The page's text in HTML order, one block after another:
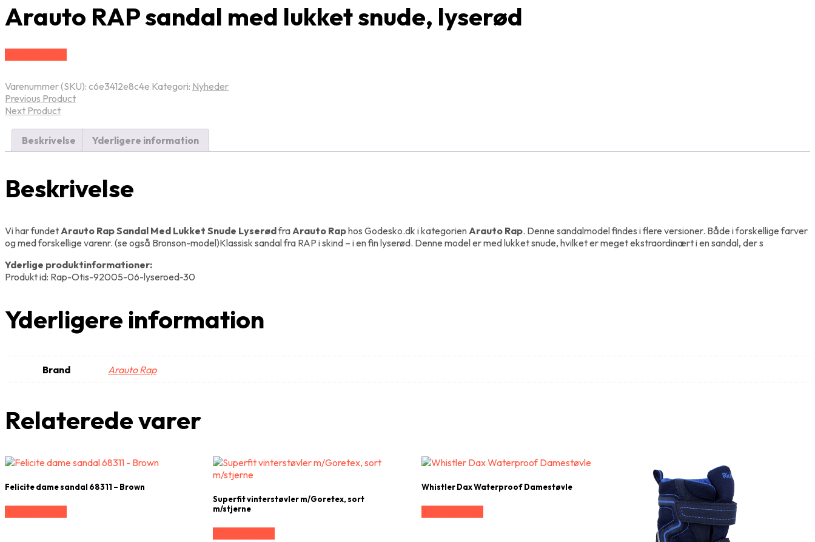
Arauto RAP sandal med lukket snude, lyserød
Varenummer (SKU): c6e3412e8c4e Kategori: Nyheder
Previous Product
Next Product
Beskrivelse Yderligere information
Beskrivelse
Vi har fundetArauto Rap Sandal Med Lukket Snude LyserødfraArauto Raphos Godesko.dk i kategorienArauto Rap. Denne sandalmodel findes i flere versioner. Både i forskellige farver
og med forskellige varenr. (se også Bronson-model)Klassisk sandal fra RAP i skind – i en fin lyserød. Denne model er med lukket snude, hvilket er meget ekstraordinært i en sandal, der s
Yderlige produktinformationer:
Produkt id: Rap-Otis-92005-06-lyseroed-30
Yderligere information
Brand Arauto Rap
Relaterede varer
Felicite dame sandal 68311 – Brown
Superfit vinterstøvler m/Goretex, sort
m/stjerne
Whistler Dax Waterproof Damestøvle